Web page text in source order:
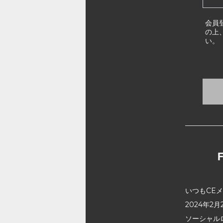
会員
の上
い。
いつもCE
2024年2月
ソーシャ